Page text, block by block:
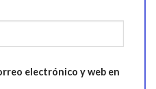
electrónico y web en